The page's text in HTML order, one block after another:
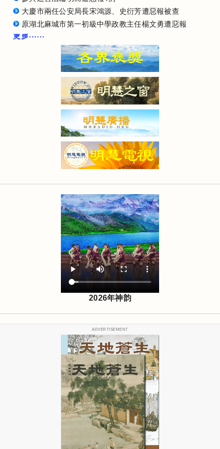
大慶市兩任公安局長宋鴻源、史衍芳遭惡報被查
原湖北麻城市第一初級中學政教主任楊文勇遭惡報
2026年神韵
ADVERTISEMENT